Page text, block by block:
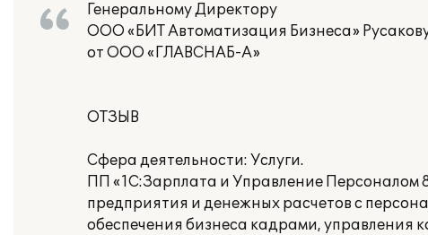
Генеральному Директору
ООО «БИТ Автоматизация Бизнеса»
от ООО «ГЛАВСНАБ-А»
ОТЗЫВ
Сфера деятельности: Услуги.
ПП «1С:Зарплата и Управление Персоналом
предприятия и денежных расчетов с
обеспечения бизнеса кадрами, управления